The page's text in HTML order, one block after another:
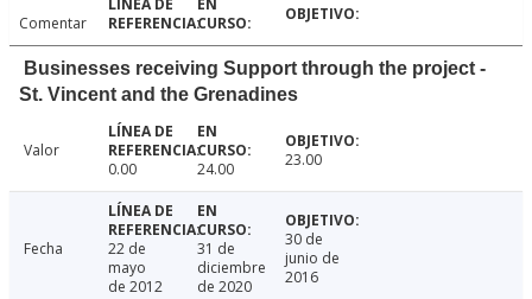
Comentar
Businesses receiving Support through the project -
St. Vincent and the Grenadines
Valor
0.00
24.00 23.00
Fecha
22 de
mayo
de 2012
31 de
diciembre
de 2020
30 de
junio de
2016